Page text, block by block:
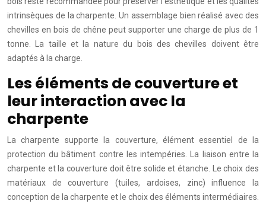
intrinsèques de la charpente. Un assemblage bien réalisé avec des
chevilles en bois de chêne peut supporter une charge de plus de 1
tonne. La taille et la nature du bois des chevilles doivent être
adaptés à la charge.
Les éléments de couverture et
leur interaction avec la
charpente
La charpente supporte la couverture, élément essentiel de la
protection du bâtiment contre les intempéries. La liaison entre la
charpente et la couverture doit être solide et étanche. Le choix des
matériaux de couverture (tuiles, ardoises, zinc) influence la
conception de la charpente et le choix des éléments intermédiaires.